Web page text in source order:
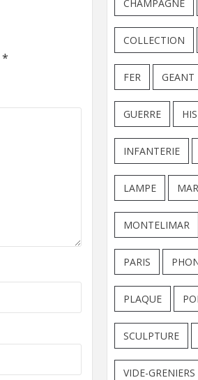
*
CHAMPAGNE
COLLECTION
FER GEANT
GUERRE
INFANTERIE
LAMPE
MONTELIMAR
PARIS
PLAQUE
SCULPTURE
VIDE-GRENIERS